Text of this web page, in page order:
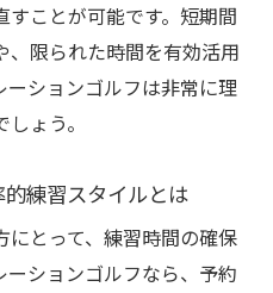
ことが可能です。短期間
限られた時間を有効活用
ーションゴルフは非常に理
ょう。
練習スタイルとは
とって、練習時間の確保
ションゴルフなら、予約